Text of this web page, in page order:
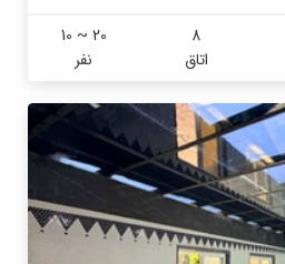
8
اتاق
10 ~ 20
نفر